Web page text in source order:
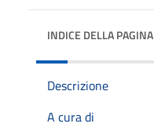
INDICE DELLA PAGINA
Descrizione
A cura di